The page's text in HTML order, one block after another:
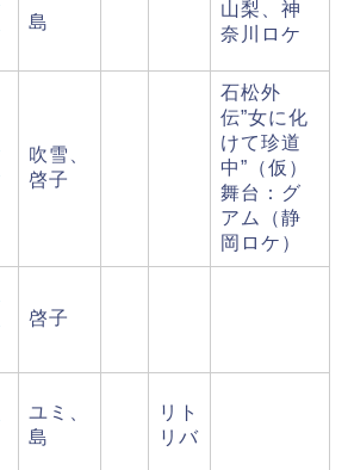
島
山梨、神
奈川ロケ
吹雪、
啓子
石松外
伝”女に化
けて珍道
中”（仮）
舞台：グ
アム（静
岡ロケ）
啓子
ユミ、
島
リト
リバ